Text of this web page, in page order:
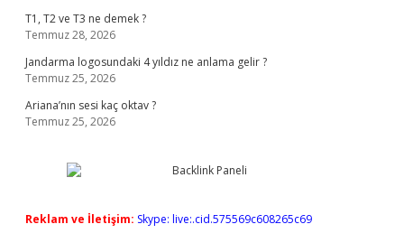
T1, T2 ve T3 ne demek ?
Temmuz 28, 2026
Jandarma logosundaki 4 yıldız ne anlama gelir ?
Temmuz 25, 2026
Ariana’nın sesi kaç oktav ?
Temmuz 25, 2026
Reklam ve İletişim: Skype: live:.cid.575569c608265c69